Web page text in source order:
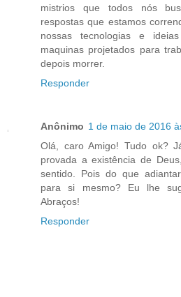
mistrios que todos nós
respostas que estamos
nossas tecnologias e
maquinas projetados para
depois morrer.
Responder
Anônimo 1 de maio de 2016
Olá, caro Amigo! Tudo ok?
provada a existência de
sentido. Pois do que
para si mesmo? Eu lhe
Abraços!
Responder